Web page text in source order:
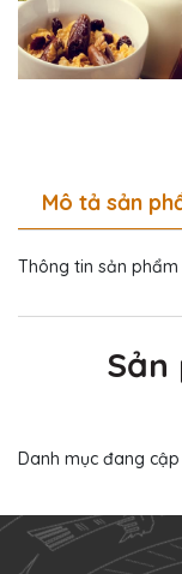
Mô tả sản
Thông tin sản
Sản
Danh mục đang